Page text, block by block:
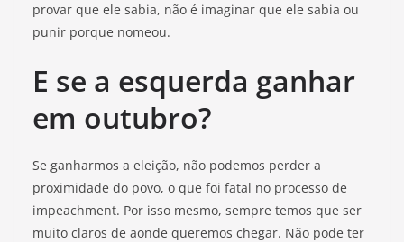
provar que ele sabia, não é imaginar que ele sabia ou
punir porque nomeou.
E se a esquerda ganhar
em outubro?
Se ganharmos a eleição, não podemos perder a
proximidade do povo, o que foi fatal no processo de
impeachment. Por isso mesmo, sempre temos que ser
muito claros de aonde queremos chegar. Não pode ter